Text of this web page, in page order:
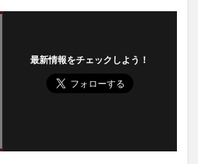
最新情報をチェックしよう！